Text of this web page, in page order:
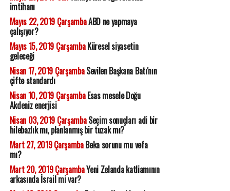
imtihanı
Mayıs 22, 2019 ÇarşambaABD ne yapmaya
çalışıyor?
Mayıs 15, 2019 ÇarşambaKüresel siyasetin
geleceği
Nisan 17, 2019 ÇarşambaSevilen Başkana Batı'nın
çifte standardı
Nisan 10, 2019 ÇarşambaEsas mesele Doğu
Akdeniz enerjisi
Nisan 03, 2019 ÇarşambaSeçim sonuçları adi bir
hilebazlık mı, planlanmış bir tuzak mı?
Mart 27, 2019 ÇarşambaBeka sorunu mu vefa
mı?
Mart 20, 2019 ÇarşambaYeni Zelanda katliamının
arkasında İsrail mi var?